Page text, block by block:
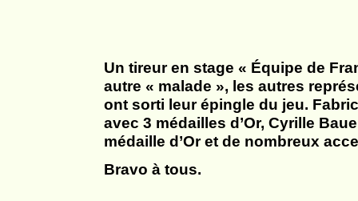
Un tireur en stage « Équipe de
autre « malade », les autres
ont sorti leur épingle du jeu.
avec 3 médailles d’Or, Cyrille
médaille d’Or et de nombreux
Bravo à tous.